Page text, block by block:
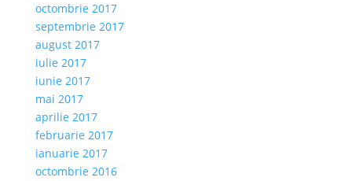
octombrie 2017
septembrie 2017
august 2017
iulie 2017
iunie 2017
mai 2017
aprilie 2017
februarie 2017
ianuarie 2017
octombrie 2016